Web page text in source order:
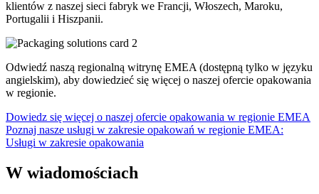
klientów z naszej sieci fabryk we Francji, Włoszech, Maroku,
Portugalii i Hiszpanii.
Odwiedź naszą regionalną witrynę EMEA (dostępną tylko w języku
angielskim), aby dowiedzieć się więcej o naszej ofercie opakowania
w regionie.
Dowiedz się więcej o naszej ofercie opakowania w regionie EMEA
Poznaj nasze usługi w zakresie opakowań w regionie EMEA:
Usługi w zakresie opakowania
W wiadomościach